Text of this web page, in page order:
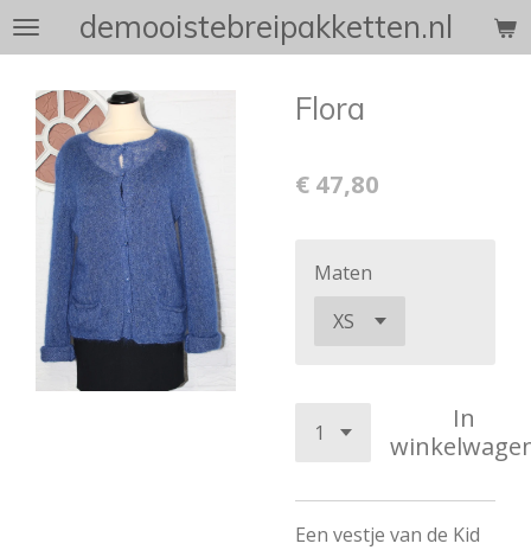
Ga
direct
hoofdinhoud
demooistebreipakketten.nl
Flora
€ 47,80
Maten
In
Een vestje van de Kid